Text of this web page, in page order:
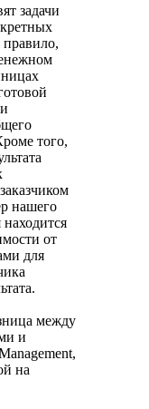
задачи
правило,
того,
нашего
от
для
между
и
на